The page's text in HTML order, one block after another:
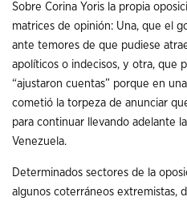
Sobre Corina Yoris la propia
matrices de opinión: Una, que el
ante temores de que pudiese
apolíticos o indecisos, y otra, que
“ajustaron cuentas” porque en
cometió la torpeza de anunciar
para continuar llevando adelante
Venezuela.
Determinados sectores de la
algunos coterráneos extremistas,